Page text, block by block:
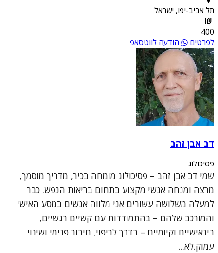
תל אביב-יפו, ישראל
400
לפרטים
הודעה לווטסאפ
דב אבן זהב
פסיכולוג
שמי דב אבן זהב – פסיכולוג מומחה בכיר, מדריך מוסמך,
מרצה ומנחה אנשי מקצוע בתחום בריאות הנפש. כבר
למעלה משלושה עשורים אני מלווה אנשים במסע האישי
והמורכב שלהם – בהתמודדות עם קשיים רגשיים,
בינאישיים וקיומיים – בדרך לריפוי, חיבור פנימי ושינוי
עמוק.לא...